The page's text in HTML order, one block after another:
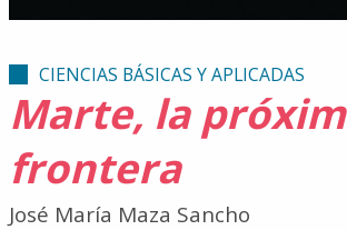
CIENCIAS BÁSICAS Y APLICADAS
Marte, la
frontera
José María Maza Sancho